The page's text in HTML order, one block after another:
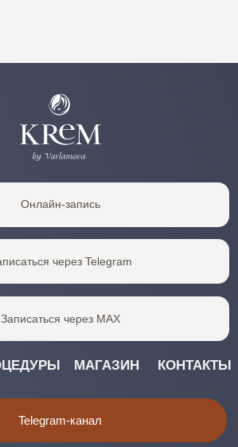
КОНТАКТЫ
+7 985 528-83-17